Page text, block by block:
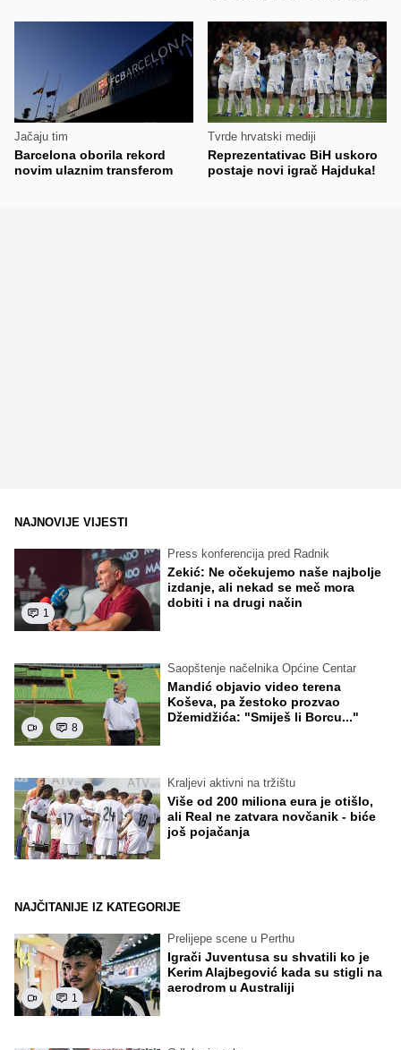
Jačaju tim
Barcelona oborila rekord
novim ulaznim transferom
Tvrde hrvatski mediji
Reprezentativac BiH uskoro
postaje novi igrač Hajduka!
NAJNOVIJE VIJESTI
1
Press konferencija pred Radnik
Zekić: Ne očekujemo naše najbolje
izdanje, ali nekad se meč mora
dobiti i na drugi način
8
Saopštenje načelnika Općine Centar
Mandić objavio video terena
Koševa, pa žestoko prozvao
Džemidžića: "Smiješ li Borcu..."
Kraljevi aktivni na tržištu
Više od 200 miliona eura je otišlo,
ali Real ne zatvara novčanik - biće
još pojačanja
NAJČITANIJE IZ KATEGORIJE
1
Prelijepe scene u Perthu
Igrači Juventusa su shvatili ko je
Kerim Alajbegović kada su stigli na
aerodrom u Australiji